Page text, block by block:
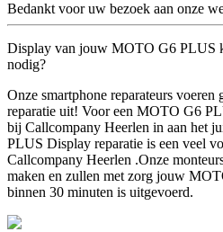
Bedankt voor uw bezoek aan onze
Display van jouw MOTO G6 PLUS
nodig?
Onze smartphone reparateurs
reparatie uit! Voor een MOTO G6
bij Callcompany Heerlen in aan het
PLUS Display reparatie is een veel
Callcompany Heerlen .Onze
maken en zullen met zorg jouw
binnen 30 minuten is uitgevoerd.